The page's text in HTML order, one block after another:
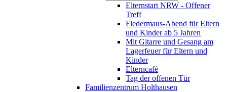
Elternstart NRW - Offener
Treff
Fledermaus-Abend für Eltern
und Kinder ab 5 Jahren
Mit Gitarre und Gesang am
Lagerfeuer für Eltern und
Kinder
Elterncafé
Tag der offenen Tür
Familienzentrum Holthausen